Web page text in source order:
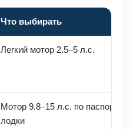
Что выбирать
Легкий мотор 2.5–5 л.с.
Мотор 9.8–15 л.с. по паспорту
лодки